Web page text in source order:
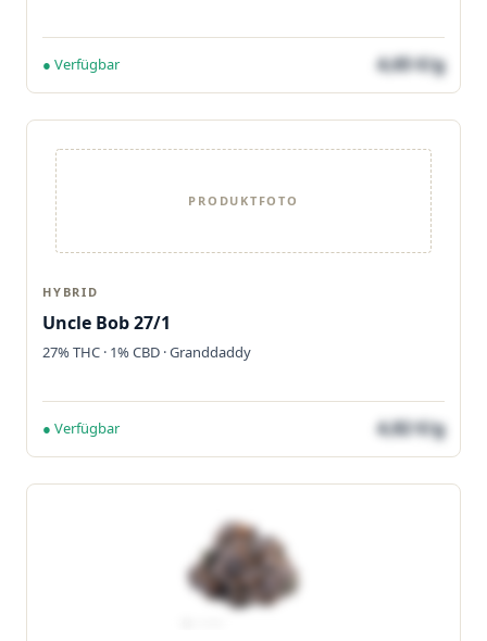
● Verfügbar 4,65 €/g
PRODUKTFOTO
HYBRID
Uncle Bob 27/1
27% THC · 1% CBD · Granddaddy
● Verfügbar 4,82 €/g